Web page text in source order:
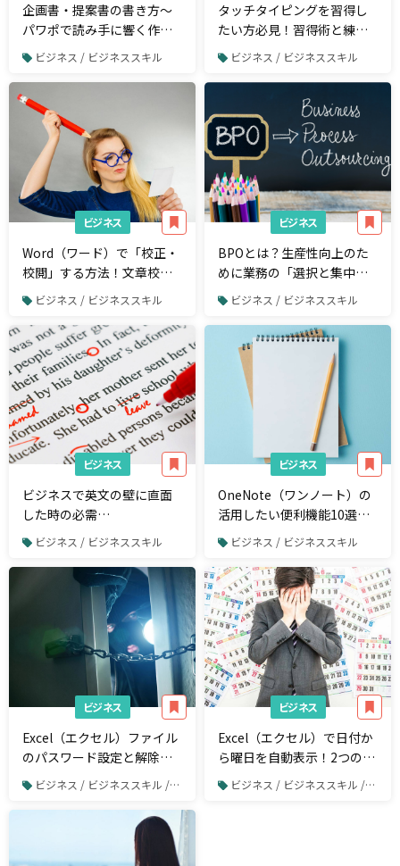
企画書・提案書の書き方〜
パワポで読み手に響く作成
方法を解説【パワーポイン
トのおすすめテンプレート
ビジネス / ビジネススキル
タッチタイピングを習得し
たい方必見！習得術と練習
サービス5選
ビジネス / ビジネススキル
ビジネス
Word（ワード）で「校正・
校閲」する方法！文章校正
機能を活用して誤字チェッ
クをしよう！
ビジネス / ビジネススキル
ビジネス
BPOとは？生産性向上のた
めに業務の「選択と集中」
に取り組もう
ビジネス / ビジネススキル
ビジネス
ビジネスで英文の壁に直面
した時の必需
品！"Grammarly
Keyboard"とは
ビジネス / ビジネススキル
ビジネス
OneNote（ワンノート）の
活用したい便利機能10選｜
共有、PDF、エクスポー
ト、動画埋め込み、手書き
変換など
ビジネス / ビジネススキル
ビジネス
Excel（エクセル）ファイル
のパスワード設定と解除方
法を注意点とともに解説
ビジネス / ビジネススキル / Excel
ビジネス
Excel（エクセル）で日付か
ら曜日を自動表示！2つの方
法を紹介
ビジネス / ビジネススキル / Excel